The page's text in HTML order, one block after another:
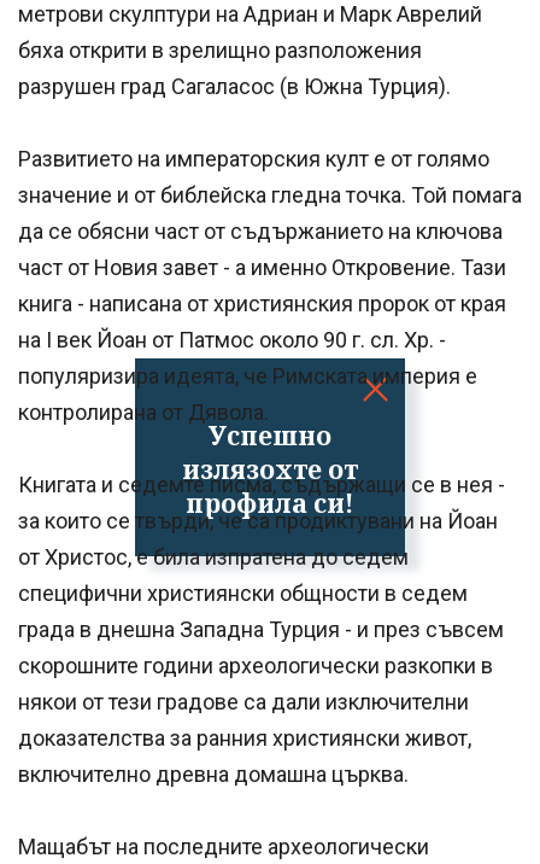
Успешно
излязохте от
профила си!
метрови скулптури на Адриан и Марк Аврелий
бяха открити в зрелищно разположения
разрушен град Сагаласос (в Южна Турция).
Развитието на императорския култ е от голямо
значение и от библейска гледна точка. Той помага
да се обясни част от съдържанието на ключова
част от Новия завет - а именно Откровение. Тази
книга - написана от християнския пророк от края
на I век Йоан от Патмос около 90 г. сл. Хр. -
популяризира идеята, че Римската империя е
контролирана от Дявола.
Книгата и седемте писма, съдържащи се в нея -
за които се твърди, че са продиктувани на Йоан
от Христос, е била изпратена до седем
специфични християнски общности в седем
града в днешна Западна Турция - и през съвсем
скорошните години археологически разкопки в
някои от тези градове са дали изключителни
доказателства за ранния християнски живот,
включително древна домашна църква.
Мащабът на последните археологически